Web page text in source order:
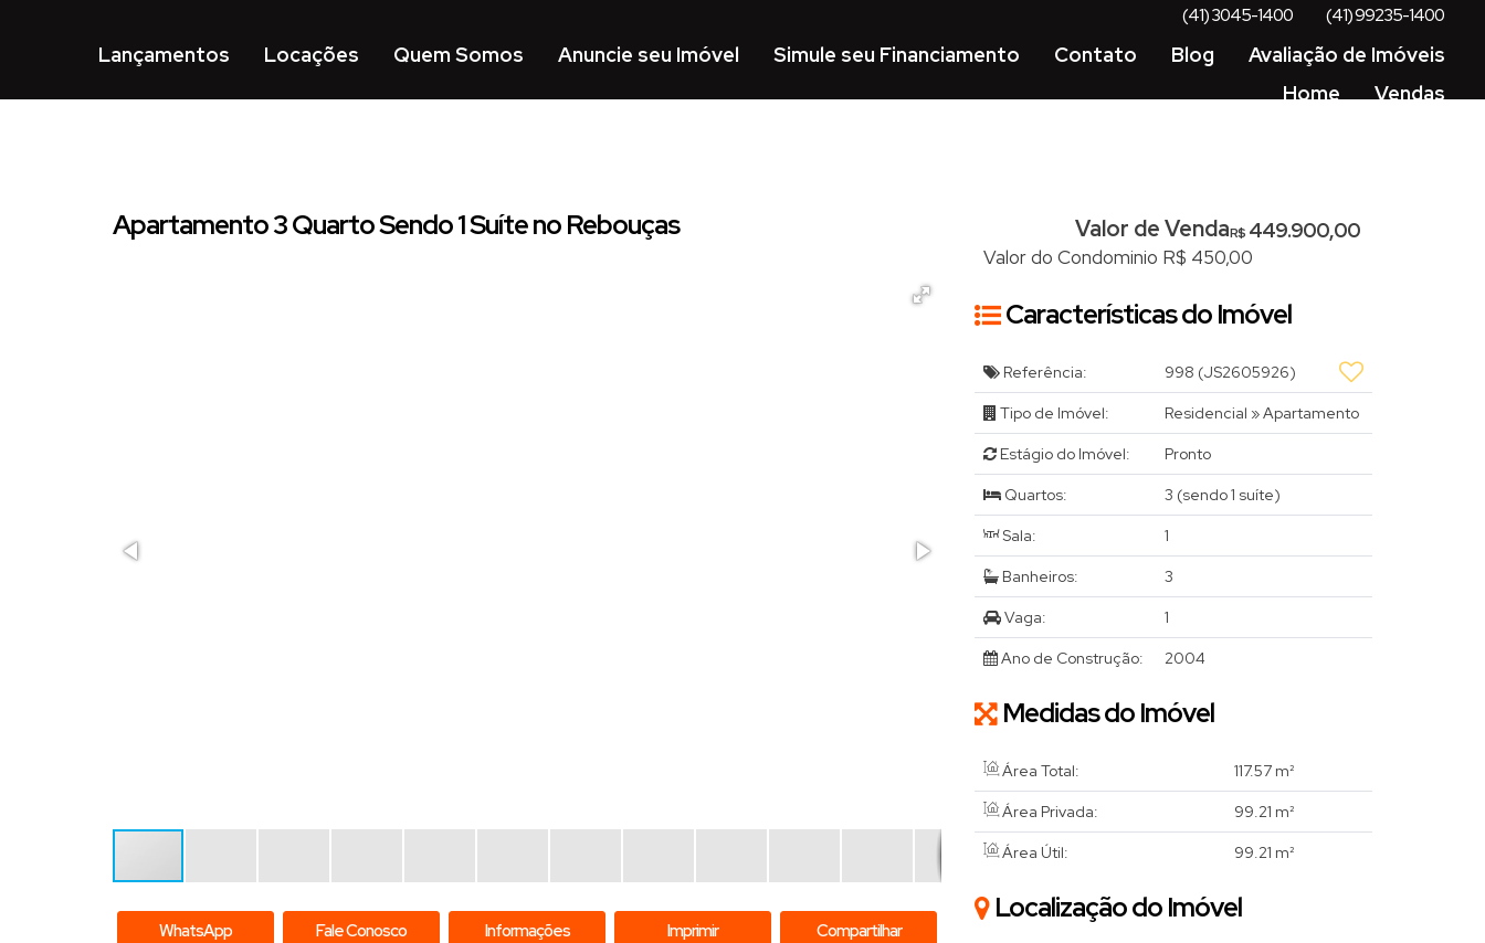
(41) 3045-1400 (41) 99235-1400
Avaliação de Imóveis
Blog
Contato
Simule seu Financiamento
Anuncie seu Imóvel
Quem Somos
Locações
Lançamentos
Vendas
Home
Apartamento 3 Quarto Sendo 1 Suíte no Rebouças
WhatsApp Fale Conosco Informações Imprimir Compartilhar
R$ 449.900,00
Valor de Venda
Valor do Condominio R$ 450,00
Características do Imóvel
Referência: 998 (JS2605926)
Tipo de Imóvel: Residencial »Apartamento
Estágio do Imóvel: Pronto
Quartos: 3 (sendo 1 suíte)
Sala: 1
Banheiros: 3
Vaga: 1
Ano de Construção: 2004
Medidas do Imóvel
Área Total: 117.57 m²
Área Privada: 99.21 m²
Área Útil: 99.21 m²
Localização do Imóvel